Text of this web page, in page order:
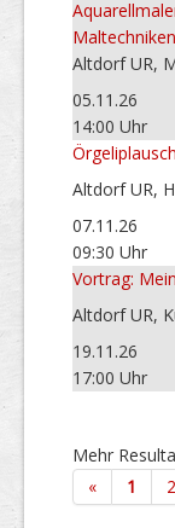
Maltechniken
Altdorf UR,
05.11.26
14:00 Uhr
Altdorf UR,
07.11.26
09:30 Uhr
Vortrag:
Altdorf UR,
19.11.26
17:00 Uhr
Mehr
«
1 2